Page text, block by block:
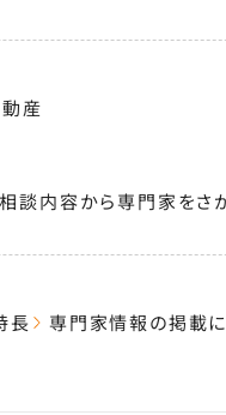
産
相談内容から専門家をさ
長 専門家情報の掲載